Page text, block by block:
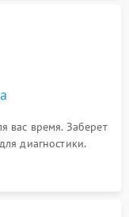
вас время. Заберет
диагностики.